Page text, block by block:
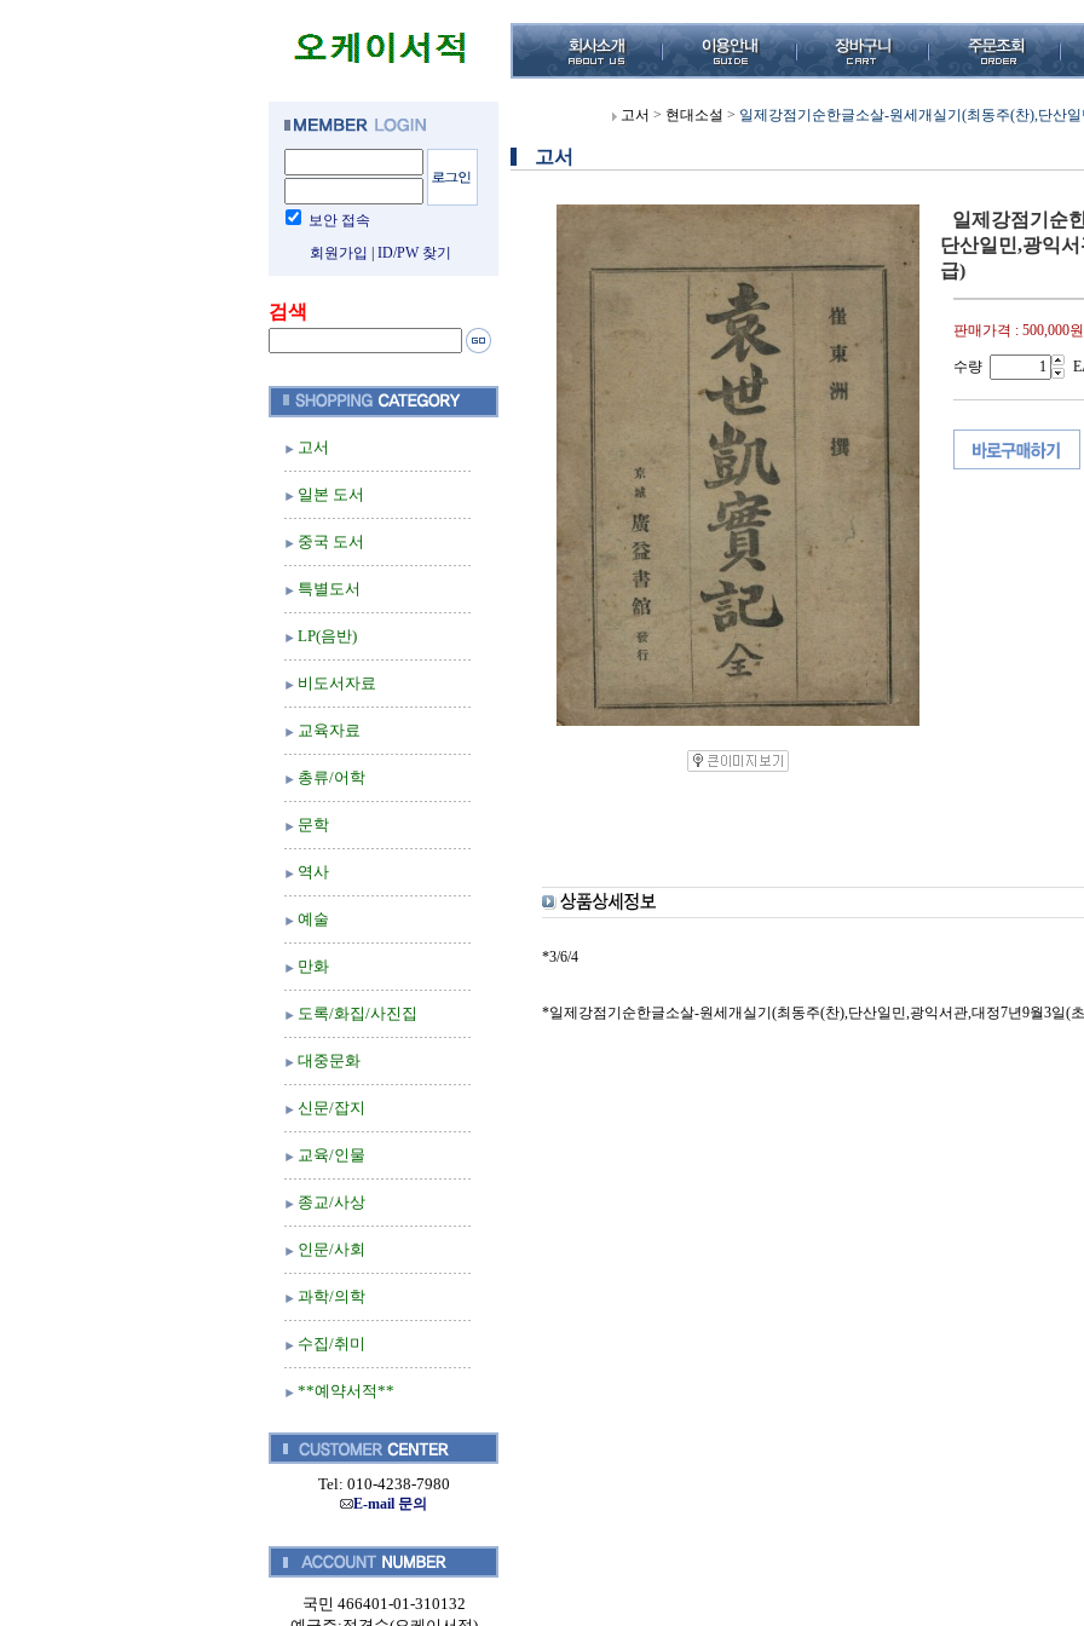
보안 접속
회원가입
ID/PW 찾기
검색
고서
일본 도서
중국 도서
특별도서
LP(음반)
비도서자료
교육자료
총류/어학
문학
역사
예술
만화
도록/화집/사진집
대중문화
신문/잡지
교육/인물
종교/사상
인문/사회
과학/의학
수집/취미
**예약서적**
Tel: 010-4238-7980
E-mail 문의
국민 466401-01-310132
고서 > 현대소설 > 일제강점기순한글소살-원세개실기(최동주(찬),단산
고서
일제강점기순
단산일민,광익
급)
판매가격 : 500,000원
수량
*3/6/4
*일제강점기순한글소살-원세개실기(최동주(찬),단산일민,광익서관,대정7년9월3일(